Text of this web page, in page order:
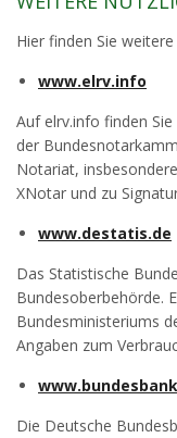
Hier finden Sie
www.elrv.info
Auf elrv.info finden
der
Notariat,
XNotar und zu
www.destatis.de
Das Statistische
Bundesoberbehörde.
Bundesministeriums
Angaben zum
Die Deutsche